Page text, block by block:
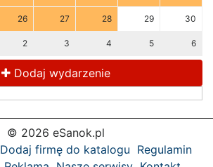
26 27 28 29 30
2 3 4 5 6
Dodaj wydarzenie
© 2026 eSanok.pl
Dodaj firmę do katalogu Regulamin